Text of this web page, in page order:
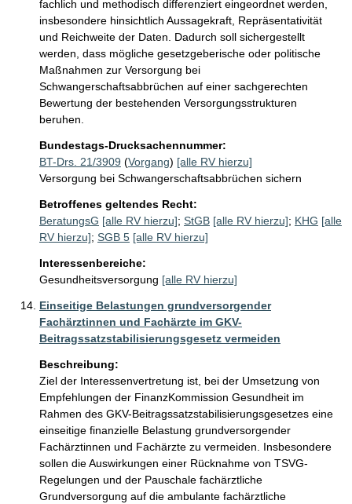
fachlich und methodisch differenziert eingeordnet werden,
insbesondere hinsichtlich Aussagekraft, Repräsentativität
und Reichweite der Daten. Dadurch soll sichergestellt
werden, dass mögliche gesetzgeberische oder politische
Maßnahmen zur Versorgung bei
Schwangerschaftsabbrüchen auf einer sachgerechten
Bewertung der bestehenden Versorgungsstrukturen
beruhen.
Bundestags-Drucksachennummer:
BT-Drs. 21/3909 (Vorgang) [alle RV hierzu]
Versorgung bei Schwangerschaftsabbrüchen sichern
Betroffenes geltendes Recht:
BeratungsG [alle RV hierzu]; StGB [alle RV hierzu]; KHG [alle
RV hierzu]; SGB 5 [alle RV hierzu]
Interessenbereiche:
Gesundheitsversorgung [alle RV hierzu]
Einseitige Belastungen grundversorgender
Fachärztinnen und Fachärzte im GKV-
Beitragssatzstabilisierungsgesetz vermeiden
Beschreibung:
Ziel der Interessenvertretung ist, bei der Umsetzung von
Empfehlungen der FinanzKommission Gesundheit im
Rahmen des GKV-Beitragssatzstabilisierungsgesetzes eine
einseitige finanzielle Belastung grundversorgender
Fachärztinnen und Fachärzte zu vermeiden. Insbesondere
sollen die Auswirkungen einer Rücknahme von TSVG-
Regelungen und der Pauschale fachärztliche
Grundversorgung auf die ambulante fachärztliche